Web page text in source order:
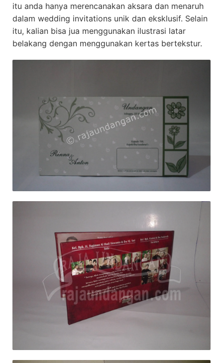
itu anda hanya merencanakan aksara dan menaruh
dalam wedding invitations unik dan eksklusif. Selain
itu, kalian bisa jua menggunakan ilustrasi latar
belakang dengan menggunakan kertas bertekstur.